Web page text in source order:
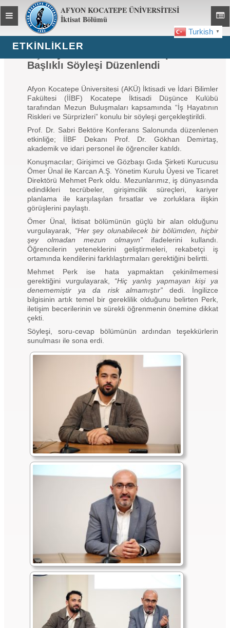
AFYON KOCATEPE ÜNİVERSİTESİ
İktisat Bölümü
Toggle
global
navigation
Turkish ▼
ETKINLIKLER
Başlıklı Söyleşi Düzenlendi
Afyon Kocatepe Üniversitesi (AKÜ) İktisadi ve İdari Bilimler
Fakültesi (İİBF) Kocatepe İktisadi Düşünce Kulübü
tarafından Mezun Buluşmaları kapsamında “İş Hayatının
Riskleri ve Sürprizleri” konulu bir söyleşi gerçekleştirildi.
Prof. Dr. Sabri Bektöre Konferans Salonunda düzenlenen
etkinliğe; İİBF Dekanı Prof. Dr. Gökhan Demirtaş,
akademik ve idari personel ile öğrenciler katıldı.
Konuşmacılar; Girişimci ve Gözbaşı Gıda Şirketi Kurucusu
Ömer Ünal ile Karcan A.Ş. Yönetim Kurulu Üyesi ve Ticaret
Direktörü Mehmet Perk oldu. Mezunlarımız, iş dünyasında
edindikleri tecrübeler, girişimcilik süreçleri, kariyer
planlama ile karşılaşılan fırsatlar ve zorluklara ilişkin
görüşlerini paylaştı.
Ömer Ünal, İktisat bölümünün güçlü bir alan olduğunu
vurgulayarak, “Her şey olunabilecek bir bölümden, hiçbir
şey olmadan mezun olmayın”ifadelerini kullandı.
Öğrencilerin yeteneklerini geliştirmeleri, rekabetçi iş
ortamında kendilerini farklılaştırmaları gerektiğini belirtti.
Mehmet Perk ise hata yapmaktan çekinilmemesi
gerektiğini vurgulayarak, “Hiç yanlış yapmayan kişi ya
denememiştir ya da risk almamıştır”dedi. İngilizce
bilgisinin artık temel bir gereklilik olduğunu belirten Perk,
iletişim becerilerinin ve sürekli öğrenmenin önemine dikkat
çekti.
Söyleşi, soru-cevap bölümünün ardından teşekkürlerin
sunulması ile sona erdi.